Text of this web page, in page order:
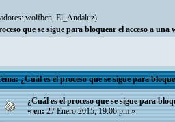
wolfbcn, El_Andaluz)
que se sigue para bloquear el acceso a una
¿Cuál es el proceso que se sigue para
¿Cuál es el proceso que se sigue para
«en:27 Enero 2015, 19:06 pm »